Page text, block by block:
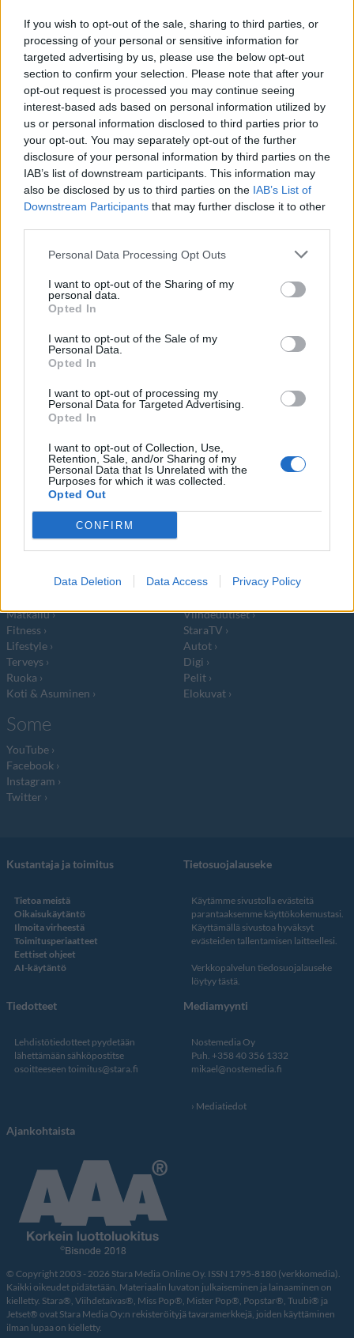
If you wish to opt-out of the sale, sharing to third parties, or
processing of your personal or sensitive information for
targeted advertising by us, please use the below opt-out
section to confirm your selection. Please note that after your
opt-out request is processed you may continue seeing
interest-based ads based on personal information utilized by
us or personal information disclosed to third parties prior to
your opt-out. You may separately opt-out of the further
disclosure of your personal information by third parties on the
IAB’s list of downstream participants. This information may
also be disclosed by us to third parties on the IAB’s List of
Downstream Participants that may further disclose it to other
Personal Data Processing Opt Outs
I want to opt-out of the Sharing of my
personal data.
Opted In
I want to opt-out of the Sale of my
Personal Data.
Opted In
I want to opt-out of processing my
Personal Data for Targeted Advertising.
Opted In
I want to opt-out of Collection, Use,
Retention, Sale, and/or Sharing of my
Personal Data that Is Unrelated with the
Purposes for which it was collected.
Opted Out
CONFIRM
Data Deletion Data Access Privacy Policy
Viihdeuutiset
21.11.2024, 14:30
Vastuullisuusraportointi ESG
yleistyy yrityksissä
Yritysvastuu on noussut viime vuosina
yhdeksi nopeasti kasvavista teemoista
yritysmaailmassa.
Tietoa meistä
Tietosuojalauseke
Lähetä uutisvinkki
RSS-ohje
Yhteistyössä
Kesä!
Tyyliniekka
Lifestyle
Matkailu
Fitness
Lifestyle
Terveys
Ruoka
Koti & Asuminen
Viihde
Viihdeuutiset
StaraTV
Autot
Digi
Pelit
Elokuvat
Some
YouTube
Facebook
Instagram
Twitter
Kustantaja ja toimitus
Tietoa meistä
Oikaisukäytäntö
Ilmoita virheestä
Toimitusperiaatteet
Eettiset ohjeet
AI-käytäntö
Tietosuojalauseke
Käytämme sivustolla evästeitä
parantaaksemme käyttökokemustasi.
Käyttämällä sivustoa hyväksyt
evästeiden tallentamisen laitteellesi.
Verkkopalvelun tiedosuojalauseke
löytyy tästä.
Tiedotteet
Lehdistötiedotteet pyydetään
lähettämään sähköpostitse
osoitteeseen toimitus@stara.fi
Mediamyynti
Nostemedia Oy
Puh. +358 40 356 1332
mikael@nostemedia.fi
Mediatiedot
Ajankohtaista
© Copyright 2003 - 2026 Stara Media Online Oy. ISSN 1795-8180 (verkkomedia).
Kaikki oikeudet pidätetään. Materiaalin luvaton julkaiseminen ja lainaaminen on
kielletty. Stara®, Viihdetaivas®, Miss Pop®, Mister Pop®, Popstar®, Tuubi® ja
Jetset® ovat Stara Media Oy:n rekisteröityjä tavaramerkkejä, joiden käyttäminen
ilman lupaa on kielletty.